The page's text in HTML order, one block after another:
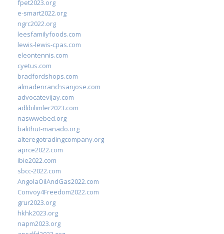
fpet2023.org
e-smart2022.org
ngrc2022.org
leesfamilyfoods.com
lewis-lewis-cpas.com
eleontennis.com
cyetus.com
bradfordshops.com
almadenranchsanjose.com
advocatevijay.com
adlibilimler2023.com
naswwebed.org
balithut-manado.org
alteregotradingcompany.org
aprce2022.com
ibie2022.com
sbcc-2022.com
AngolaOilAndGas2022.com
Convoy4Freedom2022.com
grur2023.org
hkhk2023.org
napm2023.org